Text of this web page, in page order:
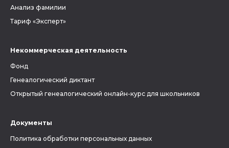
Анализ фамилии
Тариф «Эксперт»
Некоммерческая деятельность
Фонд
Генеалогический диктант
Открытый генеалогический онлайн-курс для школьников
Документы
Политика обработки персональных данных